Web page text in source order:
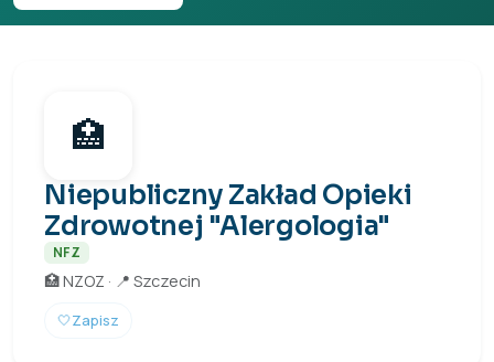
🏥
Niepubliczny Zakład Opieki
Zdrowotnej "Alergologia"
NFZ
🏥 NZOZ · 📍 Szczecin
🤍Zapisz